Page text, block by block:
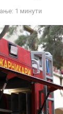
1 минути